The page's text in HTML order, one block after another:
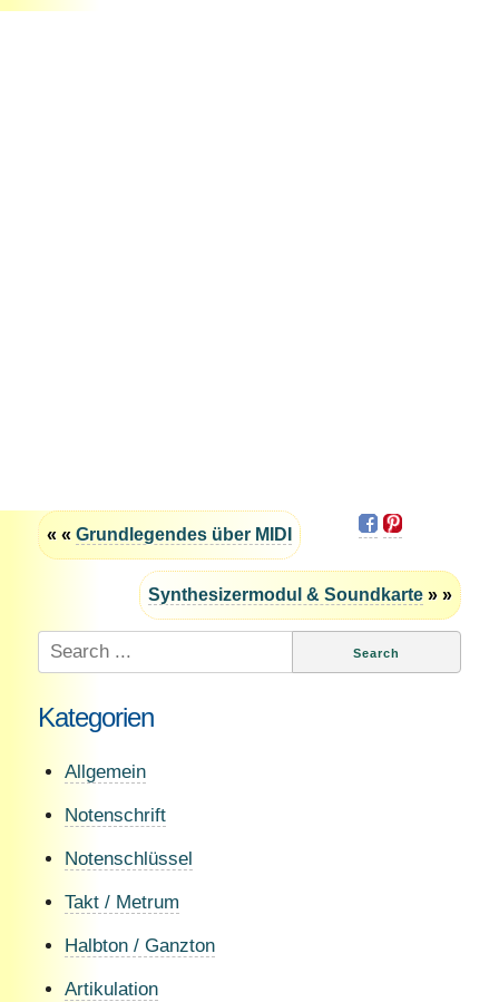
« « Grundlegendes über MIDI
Synthesizermodul & Soundkarte » »
Search
for:
Kategorien
Allgemein
Notenschrift
Notenschlüssel
Takt / Metrum
Halbton / Ganzton
Artikulation